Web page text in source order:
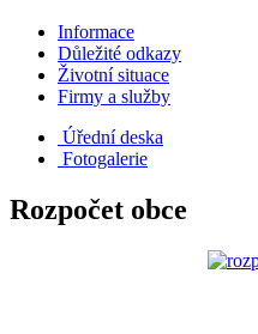
Informace
Důležité odkazy
Životní situace
Firmy a služby
Úřední deska
Fotogalerie
Rozpočet obce